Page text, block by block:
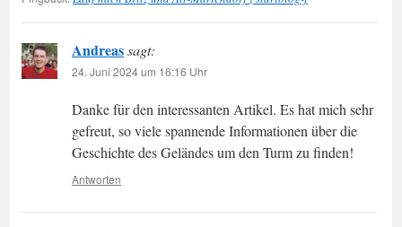
Andreassagt:
24. Juni 2024 um 16:16 Uhr
Danke für den interessanten Artikel. Es hat mich sehr
gefreut, so viele spannende Informationen über die
Geschichte des Geländes um den Turm zu finden!
Antworten